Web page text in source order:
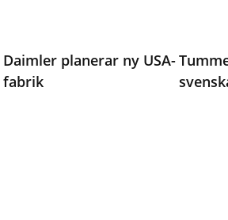
Daimler planerar ny USA-
fabrik